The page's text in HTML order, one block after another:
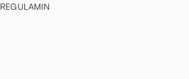
REGULAMIN